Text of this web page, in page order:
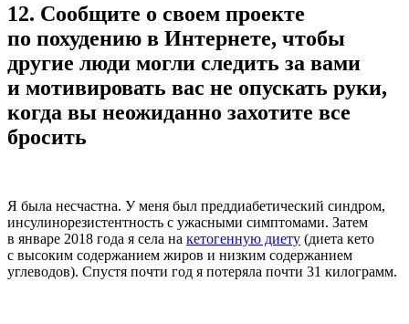
12. Сообщите о своем проекте
по похудению в Интернете, чтобы
другие люди могли следить за вами
и мотивировать вас не опускать руки,
когда вы неожиданно захотите все
бросить
Я была несчастна. У меня был преддиабетический синдром,
инсулинорезистентность с ужасными симптомами. Затем
в январе 2018 года я села на кетогенную диету (диета кето
с высоким содержанием жиров и низким содержанием
углеводов). Спустя почти год я потеряла почти 31 килограмм.